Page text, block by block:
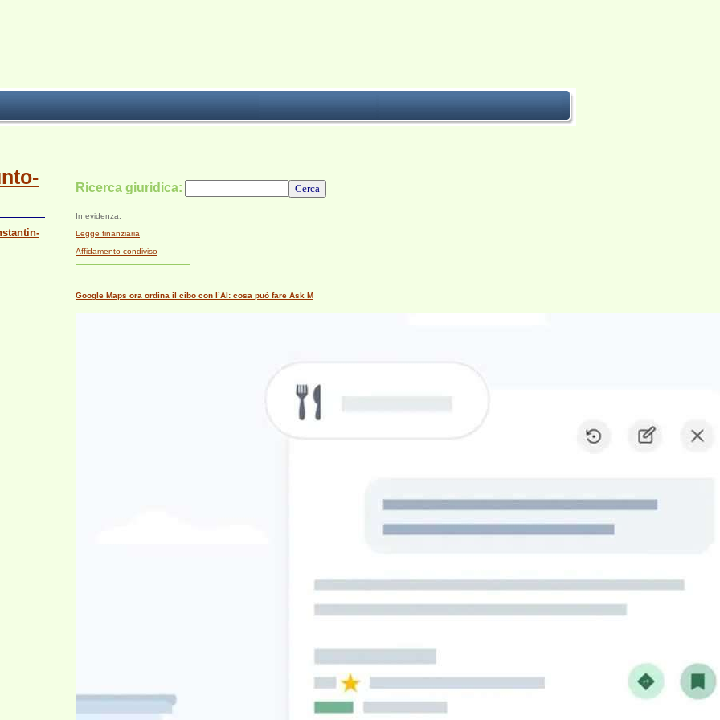
Ricerca giuridica:
In evidenza:
Legge finanziaria
Affidamento condiviso
Google Maps ora ordina il cibo con l’AI: cosa può fare Ask M